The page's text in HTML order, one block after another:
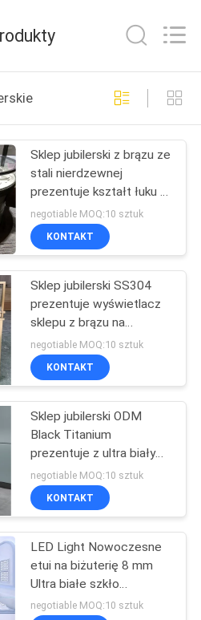
41
39
Sklep jubilerski z brązu ze
stali nierdzewnej
prezentuje kształt łuku z
dolną szafką
negotiable MOQ:10 sztuk
KONTAKT
Sklep jubilerski SS304
prezentuje wyświetlacz
sklepu z brązu na
szkiełko zegarkowe
negotiable MOQ:10 sztuk
KONTAKT
Sklep jubilerski ODM
Black Titanium
prezentuje z ultra białym
szklanym zamkiem
elektrycznym
negotiable MOQ:10 sztuk
KONTAKT
LED Light Nowoczesne
etui na biżuterię 8 mm
Ultra białe szkło
hartowane
negotiable MOQ:10 sztuk